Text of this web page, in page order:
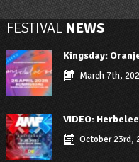
FESTIVALNEWS
Kingsday:
March 7th,
VIDEO:
October 23rd,